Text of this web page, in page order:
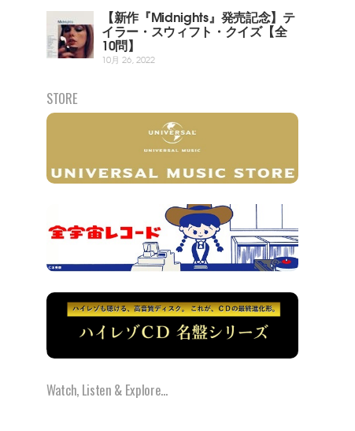
【新作『Midnights』発売記念】テ
イラー・スウィフト・クイズ【全
10問】
10月 26, 2022
STORE
Watch, Listen & Explore...